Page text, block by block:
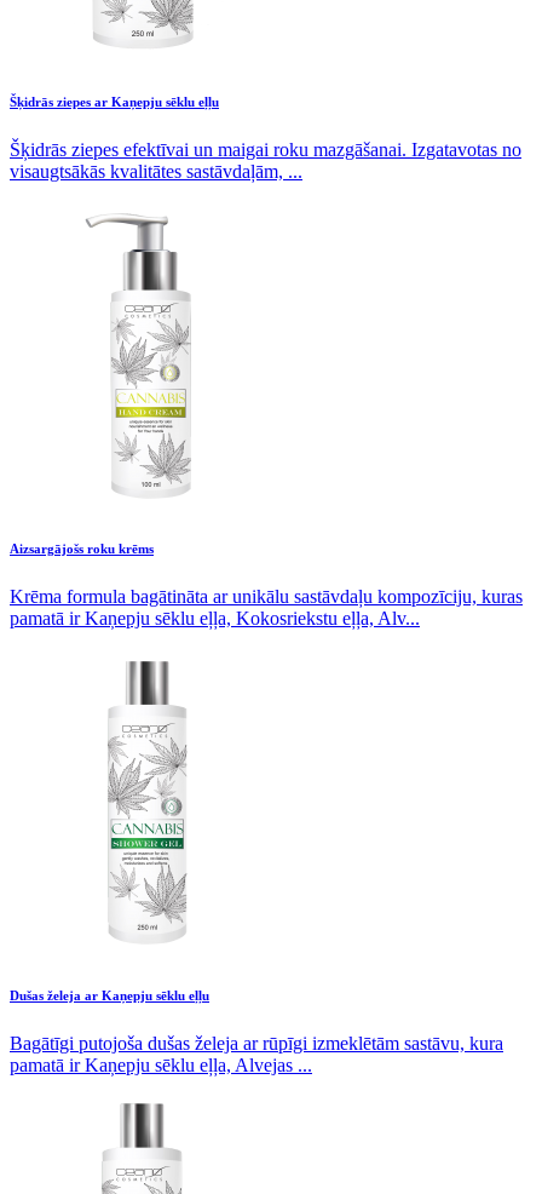
Šķidrās ziepes ar Kaņepju sēklu eļļu
Šķidrās ziepes efektīvai un maigai roku mazgāšanai. Izgatavotas no
visaugtsākās kvalitātes sastāvdaļām, ...
Aizsargājošs roku krēms
Krēma formula bagātināta ar unikālu sastāvdaļu kompozīciju, kuras
pamatā ir Kaņepju sēklu eļļa, Kokosriekstu eļļa, Alv...
Dušas želeja ar Kaņepju sēklu eļļu
Bagātīgi putojoša dušas želeja ar rūpīgi izmeklētām sastāvu, kura
pamatā ir Kaņepju sēklu eļļa, Alvejas ...